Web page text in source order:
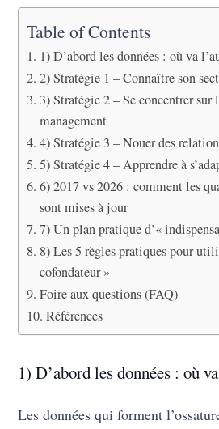
Table of Contents
1) D’abord les données : où va
2) Stratégie 1 – Connaître son
3) Stratégie 2 – Se concentrer sur
management
4) Stratégie 3 – Nouer des
5) Stratégie 4 – Apprendre à
6) 2017 vs 2026 : comment les
sont mises à jour
7) Un plan pratique d’«
8) Les 5 règles pratiques pour
cofondateur »
Foire aux questions (FAQ)
Références
1) D’abord les données : où
Les données qui forment